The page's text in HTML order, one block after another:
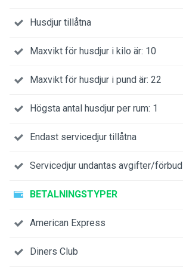
Husdjur tillåtna
Maxvikt för husdjur i kilo är: 10
Maxvikt för husdjur i pund är: 22
Högsta antal husdjur per rum: 1
Endast servicedjur tillåtna
Servicedjur undantas avgifter/förbud
BETALNINGSTYPER
American Express
Diners Club